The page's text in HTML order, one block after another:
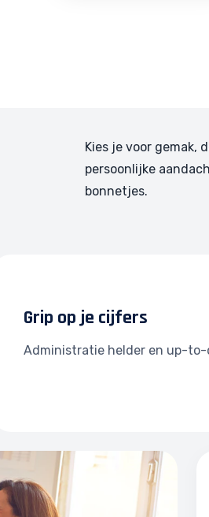
Kies je voor gemak,
persoonlijke
bonnetjes.
Grip op je cijfers
Administratie helder en up-to-